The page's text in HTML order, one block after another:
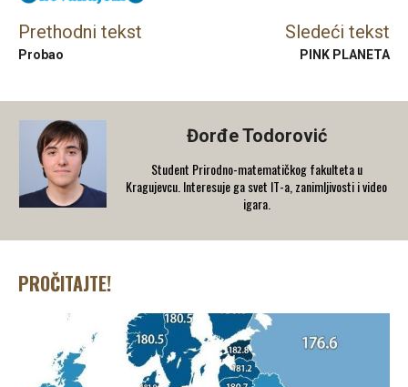
Prethodni tekst
Probao
Sledeći tekst
PINK PLANETA
Đorđe Todorović
Student Prirodno-matematičkog fakulteta u
Kragujevcu. Interesuje ga svet IT-a, zanimljivosti i video
igara.
PROČITAJTE!